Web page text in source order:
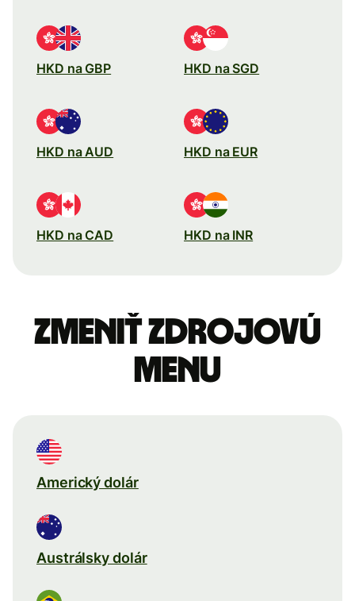
HKD na GBP HKD na SGD
HKD na AUD HKD na EUR
HKD na CAD HKD na INR
Zmeniť zdrojovú
menu
Americký dolár
Austrálsky dolár